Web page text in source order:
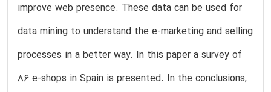
improve web presence. These data can be used for
data mining to understand the e-marketing and selling
processes in a better way. In this paper a survey of
86 e-shops in Spain is presented. In the conclusions,